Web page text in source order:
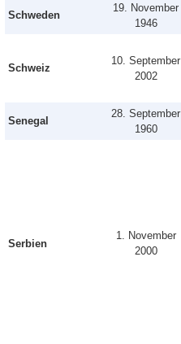
Schweden
19. November
1946
Schweiz
10. September
2002
Senegal
28. September
1960
Serbien
1. November
2000